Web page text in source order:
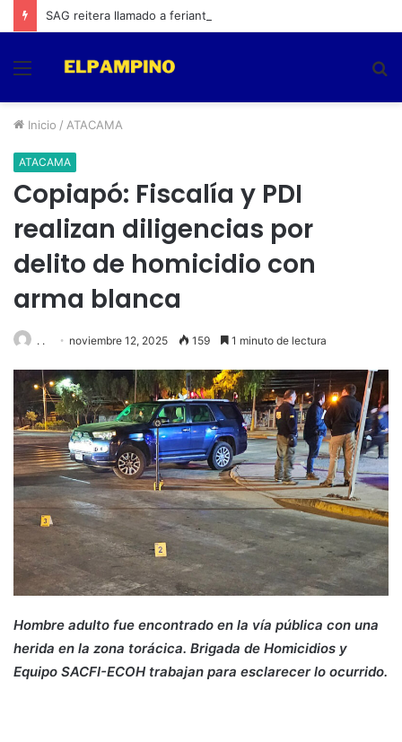
Menú
Inicio / ATACAMA
ATACAMA
Copiapó: Fiscalía y PDI
realizan diligencias por
delito de homicidio con
arma blanca
. . noviembre 12, 2025 159 1 minuto de lectura
Hombre adulto fue encontrado en la vía pública con una
herida en la zona torácica. Brigada de Homicidios y
Equipo SACFI-ECOH trabajan para esclarecer lo ocurrido.